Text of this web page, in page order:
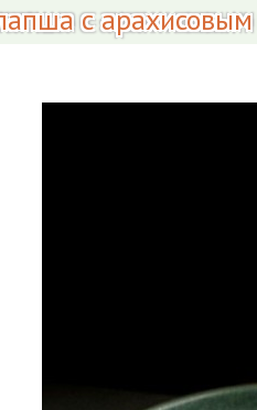
с арахисовым